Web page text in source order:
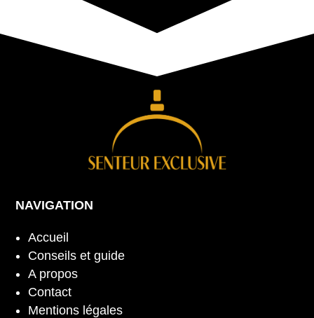
NAVIGATION
Accueil
Conseils et guide
A propos
Contact
Mentions légales